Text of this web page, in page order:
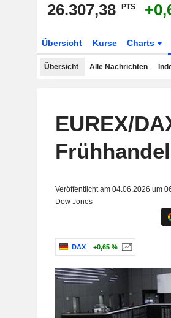
26.307,38 PTS
Übersicht Kurse Charts
Übersicht Alle Nachrichten
EUREX/
Veröffentlicht am 04.06.2026 um
Dow Jones
DAX +0,65 %